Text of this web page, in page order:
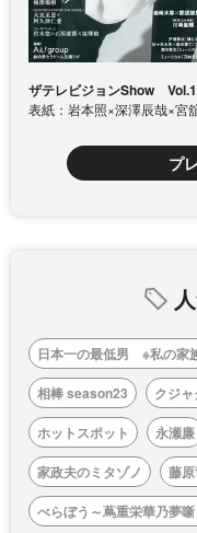
ザテレビジョンShow
表紙：岩本照×深澤辰哉×宮
プ
日本一の最低男 ※私の家
相棒 season23
クジ
ホットスポット
永瀬廉
家政夫のミタゾノ
藤
べらぼう～蔦重栄華乃夢噺